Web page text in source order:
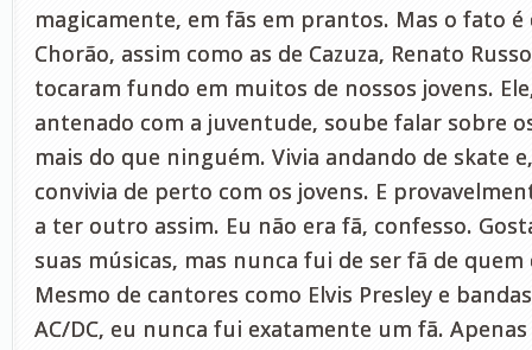
magicamente, em fãs em prantos. Mas o fato é
Chorão, assim como as de Cazuza, Renato
tocaram fundo em muitos de nossos jovens.
antenado com a juventude, soube falar sobre
mais do que ninguém. Vivia andando de skate
convivia de perto com os jovens. E
a ter outro assim. Eu não era fã, confesso.
suas músicas, mas nunca fui de ser fã de quem
Mesmo de cantores como Elvis Presley e
AC/DC, eu nunca fui exatamente um fã.